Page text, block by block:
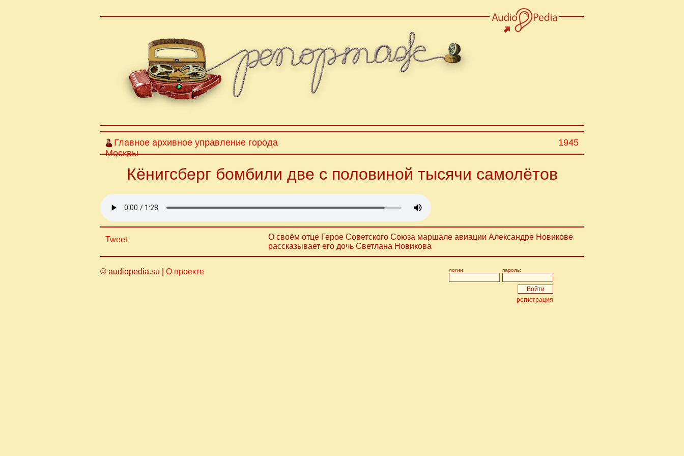
Главное архивное управление города
Москвы
1945
Кёнигсберг бомбили две с половиной тысячи самолётов
Tweet
О своём отце Герое Советского Союза маршале авиации Александре Новикове
рассказывает его дочь Светлана Новикова
© audiopedia.su | О проекте пароль:
логин:
регистрация